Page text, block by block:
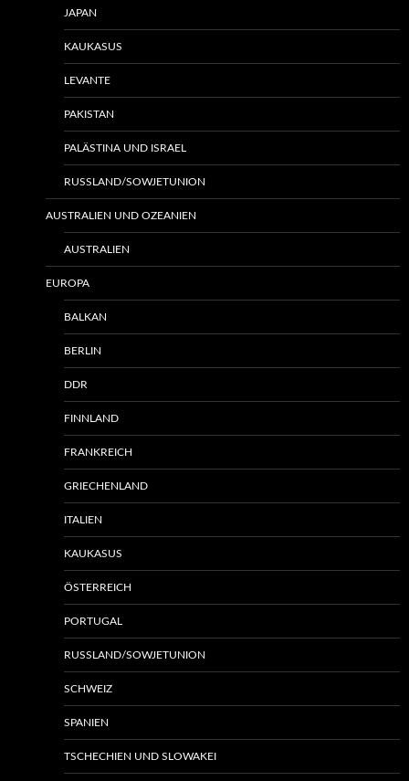
JAPAN
KAUKASUS
LEVANTE
PAKISTAN
PALÄSTINA UND ISRAEL
RUSSLAND/SOWJETUNION
AUSTRALIEN UND OZEANIEN
AUSTRALIEN
EUROPA
BALKAN
BERLIN
DDR
FINNLAND
FRANKREICH
GRIECHENLAND
ITALIEN
KAUKASUS
ÖSTERREICH
PORTUGAL
RUSSLAND/SOWJETUNION
SCHWEIZ
SPANIEN
TSCHECHIEN UND SLOWAKEI